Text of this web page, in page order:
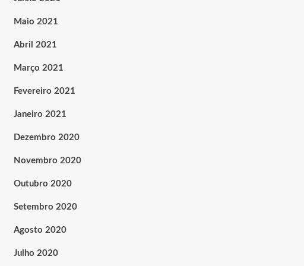
Maio 2021
Abril 2021
Março 2021
Fevereiro 2021
Janeiro 2021
Dezembro 2020
Novembro 2020
Outubro 2020
Setembro 2020
Agosto 2020
Julho 2020